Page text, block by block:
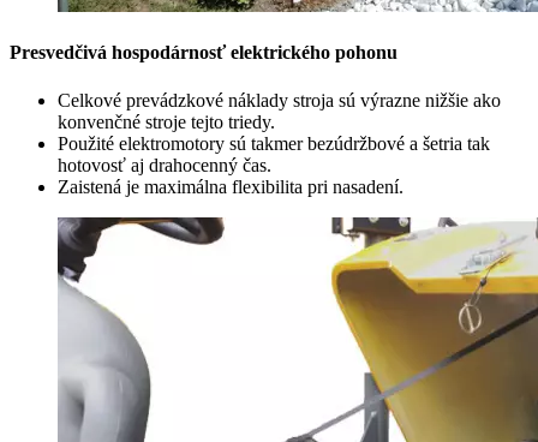
Presvedčivá hospodárnosť elektrického pohonu
Celkové prevádzkové náklady stroja sú výrazne nižšie ako
konvenčné stroje tejto triedy.
Použité elektromotory sú takmer bezúdržbové a šetria tak
hotovosť aj drahocenný čas.
Zaistená je maximálna flexibilita pri nasadení.